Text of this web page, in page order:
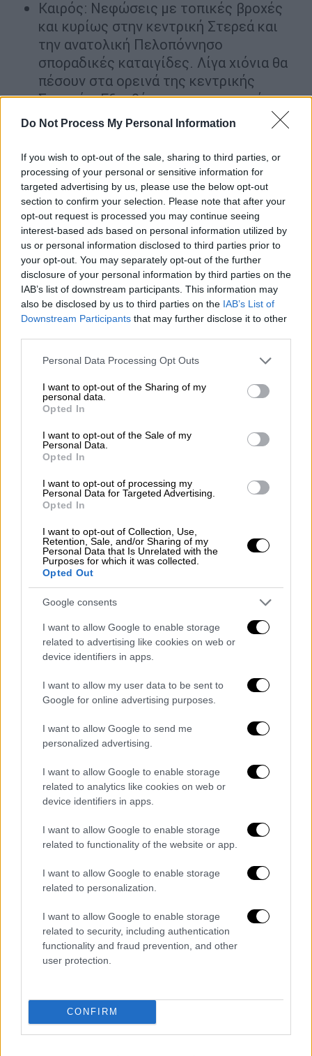
Do Not Process My Personal Information
If you wish to opt-out of the sale, sharing to third parties, or
processing of your personal or sensitive information for
targeted advertising by us, please use the below opt-out
section to confirm your selection. Please note that after your
opt-out request is processed you may continue seeing
interest-based ads based on personal information utilized by
us or personal information disclosed to third parties prior to
your opt-out. You may separately opt-out of the further
disclosure of your personal information by third parties on the
IAB’s list of downstream participants. This information may
also be disclosed by us to third parties on the IAB’s List of
Downstream Participants that may further disclose it to other
Please note that this website/app uses one or more Google
not limited to your visit or usage behaviour. You may click to
grant or deny consent to Google and its third-party tags to
use your data for below specified purposes in below Google
consent section.
Personal Data Processing Opt Outs
I want to opt-out of the Sharing of my
personal data.
Opted In
I want to opt-out of the Sale of my
Personal Data.
Opted In
I want to opt-out of processing my
Personal Data for Targeted Advertising.
Opted In
I want to opt-out of Collection, Use,
Retention, Sale, and/or Sharing of my
Personal Data that Is Unrelated with the
Purposes for which it was collected.
Opted Out
Google consents
I want to allow Google to enable storage
related to advertising like cookies on web or
device identifiers in apps.
I want to allow my user data to be sent to
Google for online advertising purposes.
I want to allow Google to send me
personalized advertising.
I want to allow Google to enable storage
related to analytics like cookies on web or
device identifiers in apps.
I want to allow Google to enable storage
related to functionality of the website or app.
I want to allow Google to enable storage
related to personalization.
I want to allow Google to enable storage
related to security, including authentication
functionality and fraud prevention, and other
user protection.
CONFIRM
Καιρός: Νεφώσεις με τοπικές βροχές
και κυρίως στην κεντρική Στερεά και
την ανατολική Πελοπόννησο
σποραδικές καταιγίδες. Λίγα χιόνια θα
πέσουν στα ορεινά της κεντρικής
Στερεάς. Εξασθένηση των φαινομένων
τις βραδινές ώρες.
Ανεμοι: Νοτιοδυτικοί 4 με 6 και στα
ανατολικά και τα νότια 7 και πρόσκαιρα
τοπικά 8 μποφόρ.
Θερμοκρασία: Από 06 έως 21 βαθμούς
Κελσίου.
ΚΥΚΛΑΔΕΣ, ΚΡΗΤΗ
Καιρός: Νεφώσεις με τοπικές βροχές
και κυρίως στις Κυκλάδες σποραδικές
καταιγίδες που πιθανώς να είναι
πρόσκαιρα ισχυρές. Εξασθένηση των
φαινομένων τις βραδινές ώρες.
Ανεμοι: Νοτιοδυτικοί 6 με 8 μποφόρ.
Κελσίου.
Καιρός: Νεφώσεις με τοπικές βροχές
οποίες από το απόγευμα πιθανώς να
είναι πρόσκαιρα ισχυρές.
Ανεμοι: Νότιοι νοτιοδυτικοί 5 με 7 και
στα βόρεια τοπικά 8 μποφόρ.
Θερμοκρασία: Από 12 έως 22 βαθμούς
Κελσίου. Στα βόρεια 2 με 3 βαθμούς
χαμηλότερη.
ΘΕΣΣΑΛΙΑ
Καιρός: Νεφώσεις με τοπικές βροχές
και κυρίως στους νομούς Τρικάλων και
Καρδίτσας σποραδικές καταιγίδες. Λίγα
χιόνια θα πέσουν στα ορεινά.
Εξασθένηση των φαινομένων τις
βραδινές ώρες.
Ανεμοι: Νότιοι νοτιοδυτικοί 4 με 6
μποφόρ.
Θερμοκρασία: Από 04 έως 16 βαθμούς
ΑΤΤΙΚΗ
Καιρός: Νεφώσεις με τοπικές βροχές
κυρίως τις μεσημβρινές και
απογευματινές ώρες.
Ανεμοι: Νότιοι νοτιοδυτικοί 5 με 6 και
στα ανατολικά 7 και πρόσκαιρα τοπικά 8
μποφόρ.
Κελσίου.
ΘΕΣΣΑΛΟΝΙΚΗ